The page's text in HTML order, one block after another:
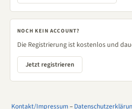
NOCH KEIN ACCOUNT?
Die Registrierung ist kostenlos und
Jetzt registrieren
Kontakt/Impressum–